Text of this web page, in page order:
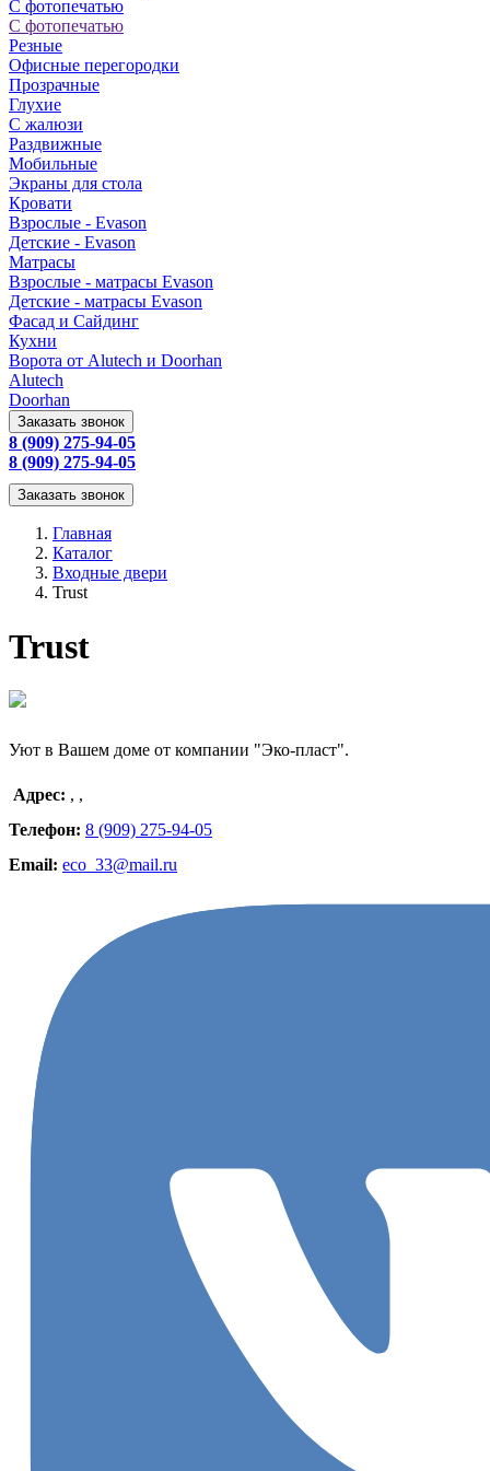
С фотопечатью
С фотопечатью
Резные
Офисные перегородки
Прозрачные
Глухие
С жалюзи
Раздвижные
Мобильные
Экраны для стола
Кровати
Взрослые - Evason
Детские - Evason
Матрасы
Взрослые - матрасы Evason
Детские - матрасы Evason
Фасад и Сайдинг
Кухни
Ворота от Alutech и Doorhan
Alutech
Doorhan
Заказать звонок
8 (909) 275-94-05
8 (909) 275-94-05
Заказать звонок
Главная
Каталог
Входные двери
Trust
Trust
Уют в Вашем доме от компании "Эко-пласт".
Адрес: , ,
Телефон: 8 (909) 275-94-05
Email: eco_33@mail.ru